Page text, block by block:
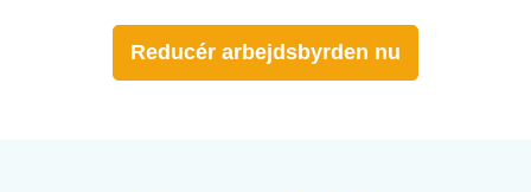
Reducér arbejdsbyrden nu